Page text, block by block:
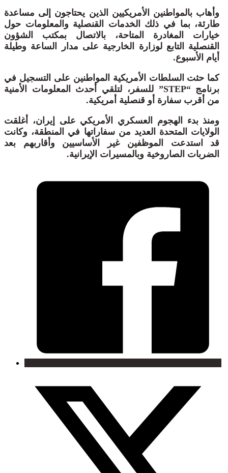
وأهاب بالمواطنين الأمريكيين الذين يحتاجون إلى مساعدة
طارئة، بما في ذلك الخدمات القنصلية والمعلومات حول
خيارات المغادرة المتاحة، بالاتصال بمكتب الشؤون
القنصلية التابع لوزارة الخارجية على مدار الساعة وطيلة
أيام الأسبوع.
كما حثت السلطات الأمريكية المواطنين على التسجيل في
برنامج “STEP” للسفر، لتلقي أحدث المعلومات الأمنية
من أقرب سفارة أو قنصلية أمريكية.
ومنذ بدء الهجوم العسكري الأمريكي على إيران، أغلقت
الولايات المتحدة العديد من سفاراتها في المنطقة، وكانت
قد استدعت الموظفين غير الأساسيين وأقاربهم بعد
الضربات الصاروخية وبالمسيرات الإيرانية.